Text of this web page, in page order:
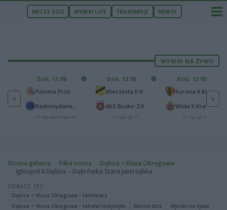
MECZE DZIŚ WYNIKI LIVE TRANSMISJE NEWSY
WYNIKI NA ŻYWO
‹
1
1
Dziś, 11:00
IV liga podkarpacka
Dziś, 12:00
III liga, gr. IV
Dziś, 12:00
Korona II Kielce
Wisła II Kraków
III liga, gr. IV
›
Strona główna Piłka nożna
Dębica > Klasa Okręgowa
Igloopol II Dębica – Dąbrówka Stara Jastrząbka
ZOBACZ TEŻ
Dębica > Klasa Okręgowa - terminarz
Dębica > Klasa Okręgowa - tabela/statystyki
Mecze dziś Wyniki na żywo